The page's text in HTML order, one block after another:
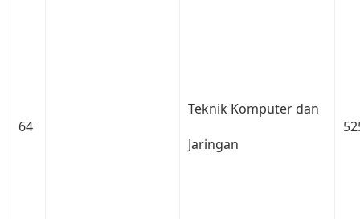
64
Teknik Komputer dan
Jaringan